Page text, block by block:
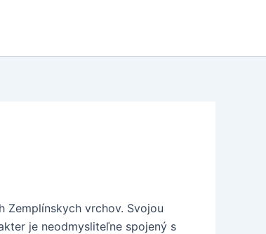
Zemplínskych vrchov. Svojou
je neodmysliteľne spojený s